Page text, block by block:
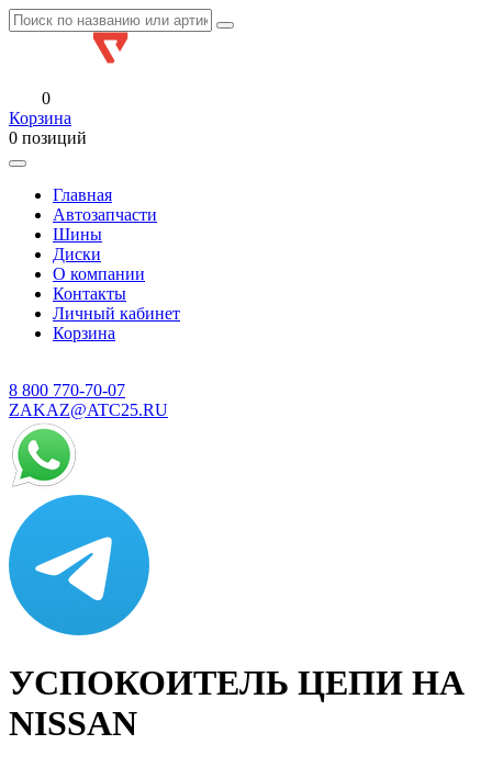
0
Корзина
0 позиций
Главная
Автозапчасти
Шины
Диски
О компании
Контакты
Личный кабинет
Корзина
8 800 770-70-07
ZAKAZ@ATC25.RU
УСПОКОИТЕЛЬ ЦЕПИ НА
NISSAN